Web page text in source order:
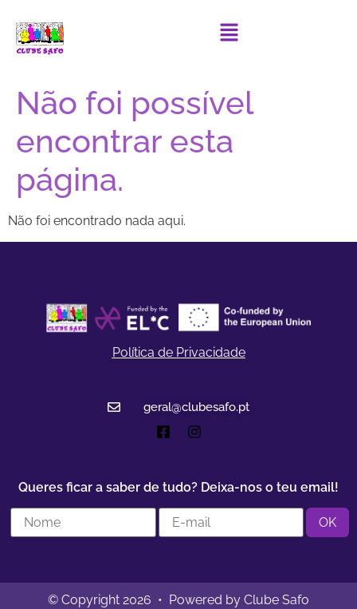
Não foi possível
encontrar esta
página.
Não foi encontrado nada aqui.
Política de Privacidade
geral@clubesafo.pt
Queres ficar a saber de tudo? Deixa-nos o teu email!
© Copyright 2026 • Powered by Clube Safo